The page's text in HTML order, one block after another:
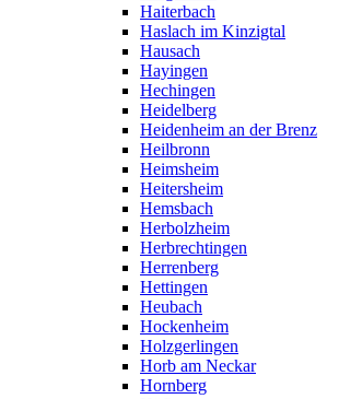
Haiterbach
Haslach im Kinzigtal
Hausach
Hayingen
Hechingen
Heidelberg
Heidenheim an der Brenz
Heilbronn
Heimsheim
Heitersheim
Hemsbach
Herbolzheim
Herbrechtingen
Herrenberg
Hettingen
Heubach
Hockenheim
Holzgerlingen
Horb am Neckar
Hornberg